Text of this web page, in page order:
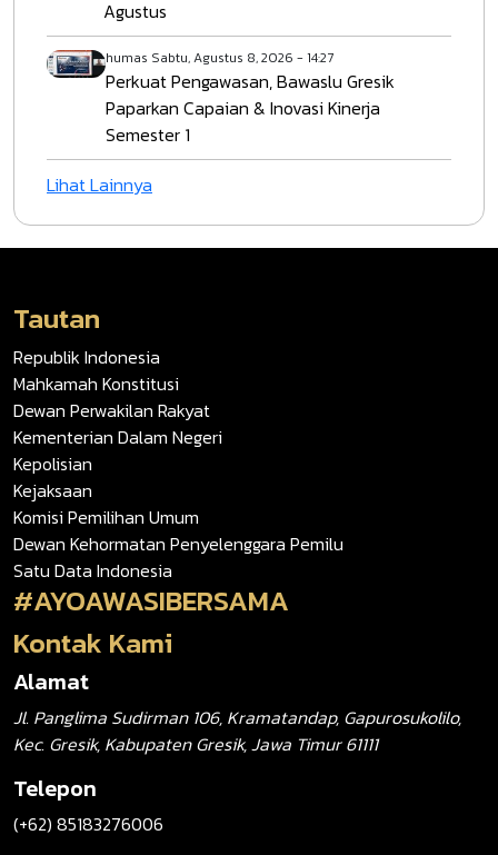
Agustus
humas Sabtu, Agustus 8, 2026 - 14:27
Perkuat Pengawasan, Bawaslu Gresik
Paparkan Capaian & Inovasi Kinerja
Semester 1
Lihat Lainnya
Tautan
Republik Indonesia
Mahkamah Konstitusi
Dewan Perwakilan Rakyat
Kementerian Dalam Negeri
Kepolisian
Kejaksaan
Komisi Pemilihan Umum
Dewan Kehormatan Penyelenggara Pemilu
Satu Data Indonesia
#AYOAWASIBERSAMA
Kontak Kami
Alamat
Jl. Panglima Sudirman 106, Kramatandap, Gapurosukolilo,
Kec. Gresik, Kabupaten Gresik, Jawa Timur 61111
Telepon
(+62) 85183276006